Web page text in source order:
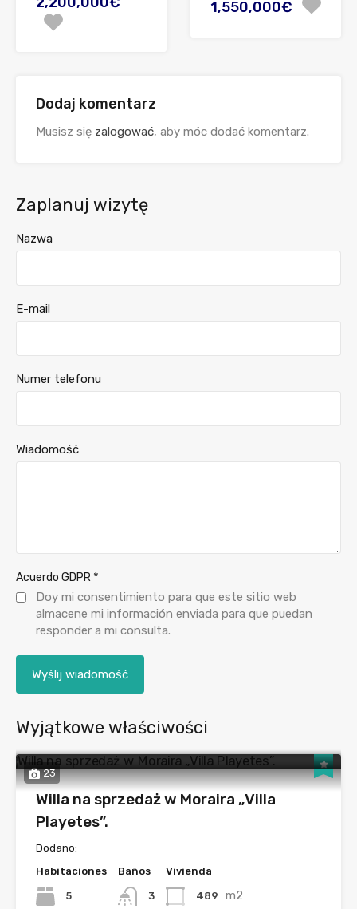
1,550,000€
Dodaj komentarz
Musisz się zalogować, aby móc dodać komentarz.
Zaplanuj wizytę
Nazwa
E-mail
Numer telefonu
Wiadomość
Acuerdo GDPR *
Doy mi consentimiento para que este sitio web
almacene mi información enviada para que puedan
responder a mi consulta.
Wyjątkowe właściwości
23
Willa na sprzedaż w Moraira „Villa
Playetes”.
Dodano:
Habitaciones
5
Baños
3
Vivienda
489 m2